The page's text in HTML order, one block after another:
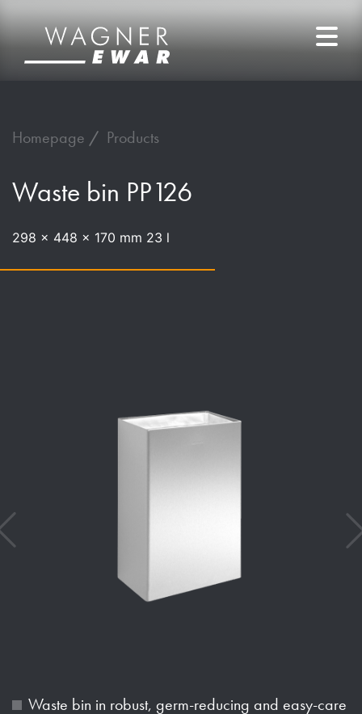
Homepage Products
Waste bin PP126
298 x 448 x 170 mm 23 l
Waste bin in robust, germ-reducing and easy-care